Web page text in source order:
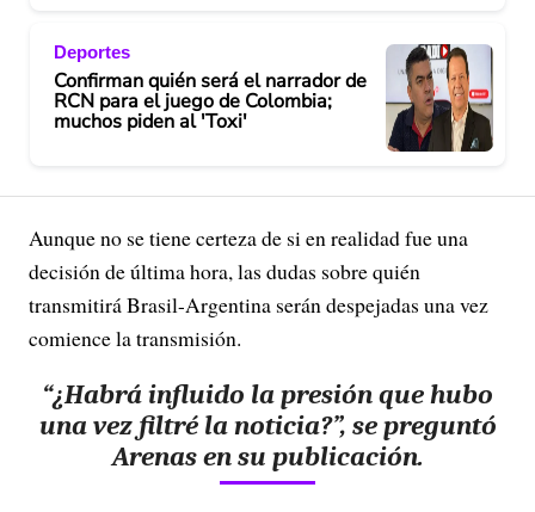
Deportes
Confirman quién será el narrador de
RCN para el juego de Colombia;
muchos piden al 'Toxi'
Aunque no se tiene certeza de si en realidad fue una
decisión de última hora, las dudas sobre quién
transmitirá Brasil-Argentina serán despejadas una vez
comience la transmisión.
“¿Habrá influido la presión que hubo
una vez filtré la noticia?”, se preguntó
Arenas en su publicación.